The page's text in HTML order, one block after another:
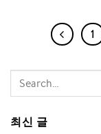
1
최신 글